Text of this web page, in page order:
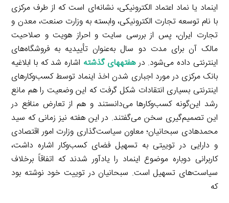
اینماد یا نماد اعتماد الکترونیکی، نشانه‌ای است که از طرف مرکزی
با نام توسعه تجارت الکترونیکی، وابسته به وزارت صنعت، معدن و
تجارت ایران، پس از بررسی سایت و احراز هویت و صلاحیت
مالک آن برای مدت دو سال به‌عنوان تأییدیه به فروشگاه‌های
اینترنتی داده می‌شود. درهفته­های گذشته اشاره شد که با ابلاغیه
بانک مرکزی در مورد اجباری شدن اخذ اینماد توسط کسب‌وکارهای
اینترنتی بسیاری انتقادات شکل گرفت که این وضعیت را هم مانع
رشد این‌گونه کسب‌وکارها می‌دانستند و هم از تعارض منافع در
این تصمیم‌گیری سخن می‌گفتند. در این هفته نیز زمانی که سید
محمدهادی سبحانیان؛ معاون سیاست‌گذاری وزارت امور اقتصادی
و دارایی در توییتی به تسهیل فضای کسب‌وکار اشاره داشت،
کاربرانی دوباره موضوع اینماد را یادآور شدند که اتفاقاً برخلاف
سیاست‌های تسهیل است. سبحانیان در توییت خود نوشته بود
که